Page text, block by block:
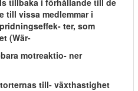
tillbaka i förhållande till de
till vissa medlemmar i
ter, som
(Wär-
motreaktio- ner
till- växthastighet